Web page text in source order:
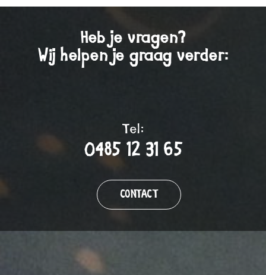
Heb je vragen?
Wij helpen je graag verder:
Tel:
0485 12 31 65
CONTACT